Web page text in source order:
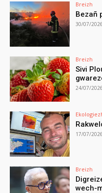
Breizh
Bezañ
30/07/2026
Breizh
Sivi
24/07/2026
17/07/2026
Breizh
wech-